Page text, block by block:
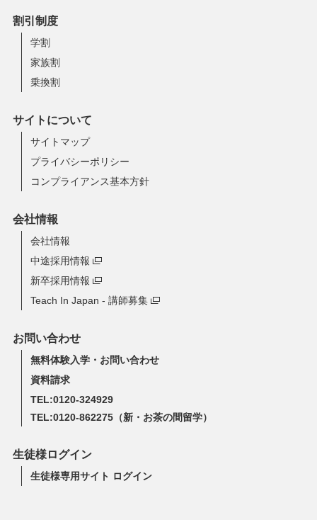
割引制度
学割
家族割
乗換割
サイトについて
サイトマップ
プライバシーポリシー
コンプライアンス基本方針
会社情報
会社情報
中途採用情報
新卒採用情報
Teach In Japan - 講師募集
お問い合わせ
無料体験入学・お問い合わせ
資料請求
TEL:0120-324929
TEL:0120-862275（新・お茶の間留学）
生徒様ログイン
生徒様専用サイト ログイン